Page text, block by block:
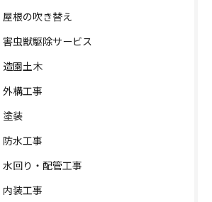
屋根の吹き替え
害虫獣駆除サービス
造園土木
外構工事
塗装
防水工事
水回り・配管工事
内装工事